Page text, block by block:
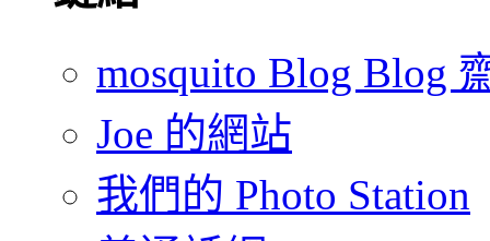
mosquito Blog Blog
Joe 的網站
我們的 Photo Station